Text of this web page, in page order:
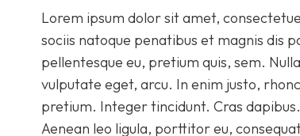
Lorem ipsum dolor sit amet,
sociis natoque penatibus et magnis dis
pellentesque eu, pretium quis, sem.
vulputate eget, arcu. In enim justo,
pretium. Integer tincidunt. Cras
Aenean leo ligula, porttitor eu,